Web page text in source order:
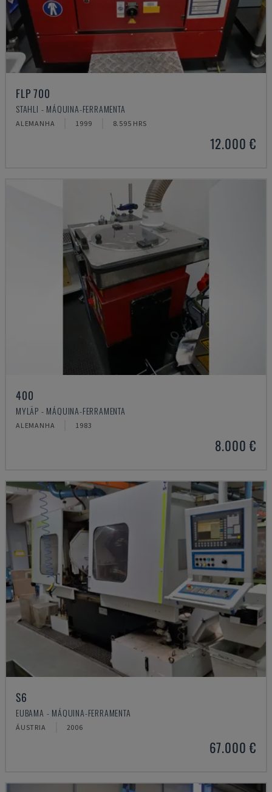
FLP 700
STAHLI - MÁQUINA-FERRAMENTA
ALEMANHA 1999 8.595 HRS
12.000 €
400
MYLÄP - MÁQUINA-FERRAMENTA
ALEMANHA 1983
8.000 €
S6
EUBAMA - MÁQUINA-FERRAMENTA
ÁUSTRIA 2006
67.000 €